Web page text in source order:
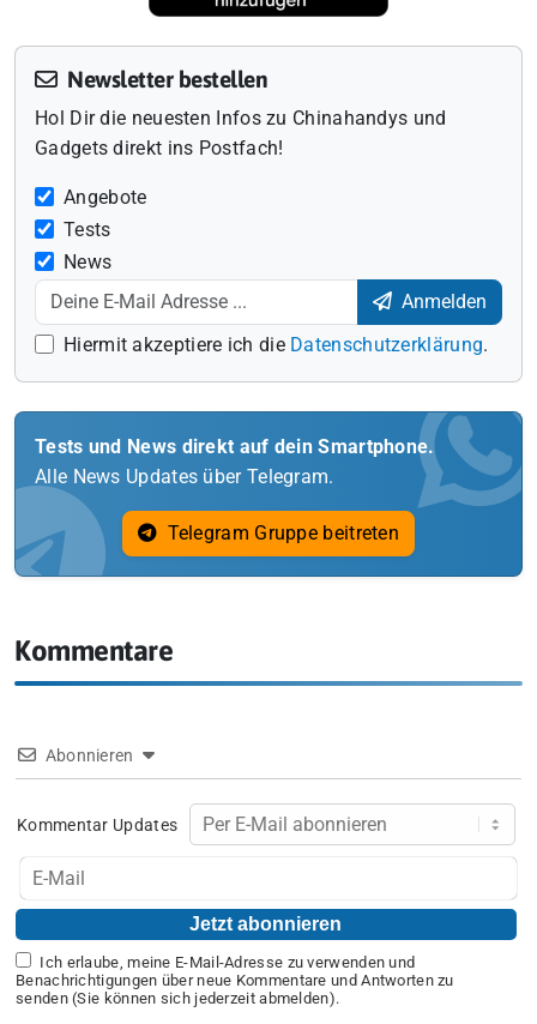
Newsletter bestellen
Hol Dir die neuesten Infos zu Chinahandys und
Gadgets direkt ins Postfach!
Angebote
Tests
News
Anmelden
Hiermit akzeptiere ich die Datenschutzerklärung.
Tests und News direkt auf dein Smartphone.
Alle News Updates über Telegram.
Telegram Gruppe beitreten
Kommentare
Abonnieren
Kommentar Updates
Ich erlaube, meine E-Mail-Adresse zu verwenden und
Benachrichtigungen über neue Kommentare und Antworten zu
senden (Sie können sich jederzeit abmelden).